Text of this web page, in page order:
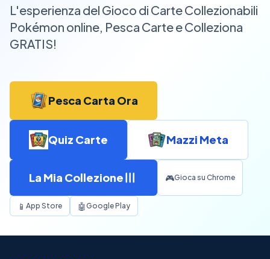
L'esperienza del Gioco di Carte Collezionabili
Pokémon online, Pesca Carte e Colleziona
GRATIS!
Pesca Carta Ora
Quiz Carte Mazzi Meta
La Mia Collezione 🎮Gioca su Chrome
📱 App Store 🤖Google Play